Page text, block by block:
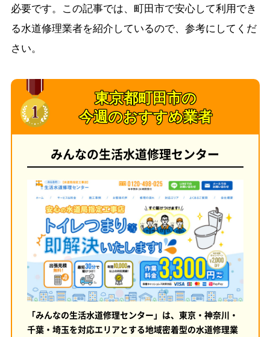
必要です。この記事では、町田市で安心して利用でき
る水道修理業者を紹介しているので、参考にしてくだ
さい。
東京都町田市の
今週のおすすめ業者
みんなの生活水道修理センター
「みんなの生活水道修理センター」は、東京・神奈川・
千葉・埼玉を対応エリアとする地域密着型の水道修理業